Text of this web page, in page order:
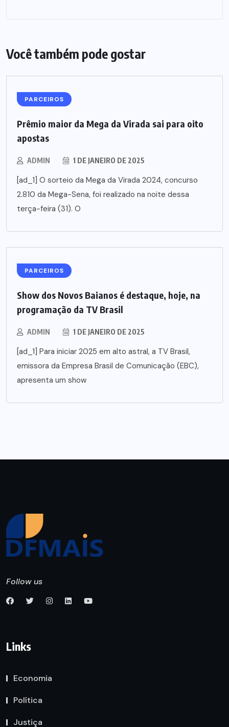
Você também pode gostar
PARCEIROS
Prêmio maior da Mega da Virada sai para oito
apostas
ADMIN 1 DE JANEIRO DE 2025
[ad_1] O sorteio da Mega da Virada 2024, concurso
2.810 da Mega-Sena, foi realizado na noite dessa
terça-feira (31). O
PARCEIROS
Show dos Novos Baianos é destaque, hoje, na
programação da TV Brasil
ADMIN 1 DE JANEIRO DE 2025
[ad_1] Para iniciar 2025 em alto astral, a TV Brasil,
emissora da Empresa Brasil de Comunicação (EBC),
apresenta um show
Follow us
Links
Economia
Política
Justiça